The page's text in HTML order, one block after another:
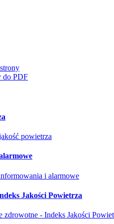
do PDF
powietrza
i alarmowe
Jakości Powietrza
zdrowotne - Indeks Jakości